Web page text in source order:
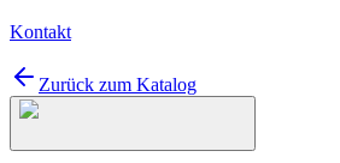
Kontakt
Zurück zum Katalog